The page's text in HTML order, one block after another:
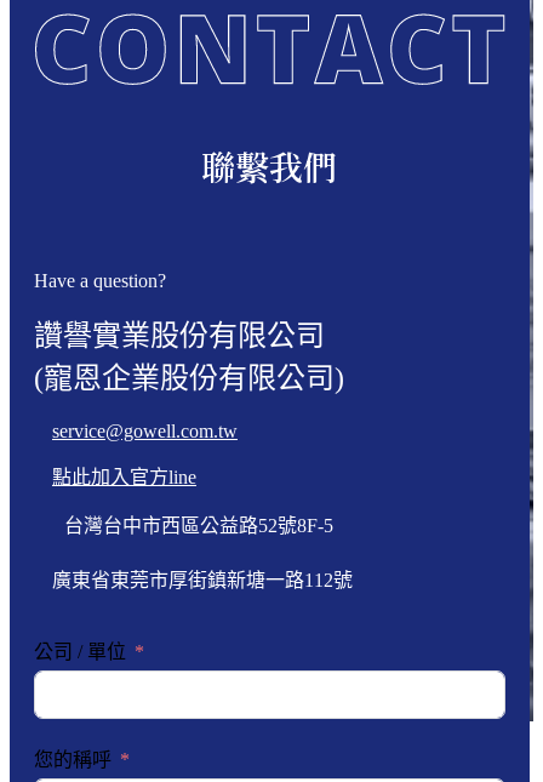
聯繫我們
Have a question?
讚譽實業股份有限公司
(寵恩企業股份有限公司)
service@gowell.com.tw
點此加入官方line
台灣台中市西區公益路52號8F-5
廣東省東莞市厚街鎮新塘一路112號
公司 / 單位
您的稱呼